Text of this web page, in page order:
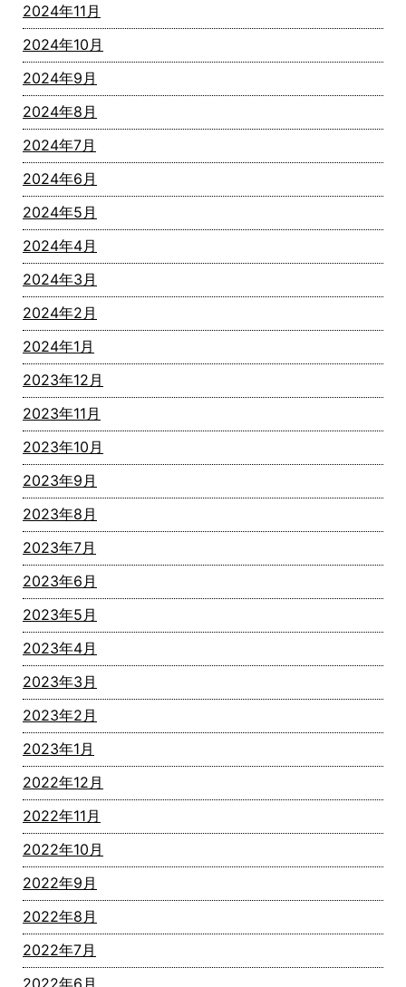
2024年11月
2024年10月
2024年9月
2024年8月
2024年7月
2024年6月
2024年5月
2024年4月
2024年3月
2024年2月
2024年1月
2023年12月
2023年11月
2023年10月
2023年9月
2023年8月
2023年7月
2023年6月
2023年5月
2023年4月
2023年3月
2023年2月
2023年1月
2022年12月
2022年11月
2022年10月
2022年9月
2022年8月
2022年7月